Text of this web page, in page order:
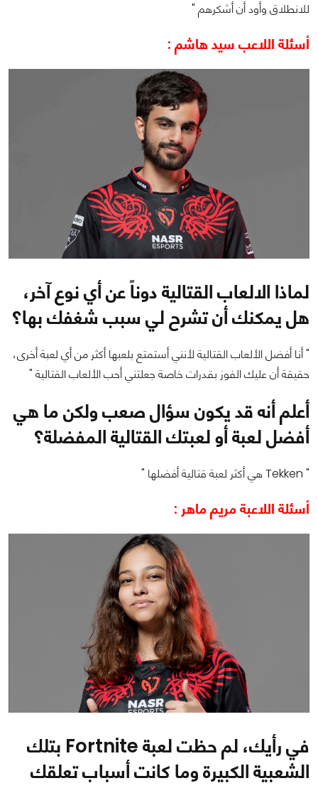
للانطلاق وأود أن أشكرهم "
أسئلة اللاعب سيد هاشم :
لماذا الالعاب القتالية دوناً عن أي نوع آخر،
هل يمكنك أن تشرح لي سبب شغفك بها؟
" أنا أفضل الألعاب القتالية لأنني أستمتع بلعبها أكثر من أي لعبة أخرى،
حقيقة أن عليك الفوز بقدرات خاصة جعلتني أحب الألعاب القتالية "
أعلم أنه قد يكون سؤال صعب ولكن ما هي
أفضل لعبة أو لعبتك القتالية المفضلة؟
" Tekken هي أكثر لعبة قتالية أفضلها "
أسئلة اللاعبة مريم ماهر :
في رأيك، لم حظت لعبة Fortnite بتلك
الشعبية الكبيرة وما كانت أسباب تعلقك